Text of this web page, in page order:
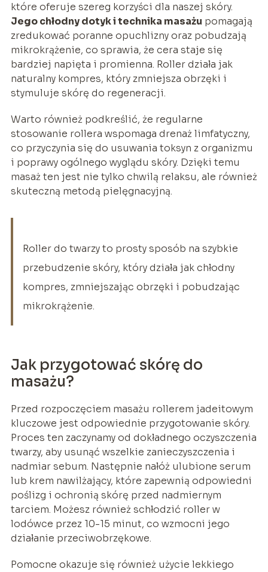
które oferuje szereg korzyści dla naszej skóry.
Jego chłodny dotyk i technika masażu pomagają
zredukować poranne opuchlizny oraz pobudzają
mikrokrążenie, co sprawia, że cera staje się
bardziej napięta i promienna. Roller działa jak
naturalny kompres, który zmniejsza obrzęki i
stymuluje skórę do regeneracji.
Warto również podkreślić, że regularne
stosowanie rollera wspomaga drenaż limfatyczny,
co przyczynia się do usuwania toksyn z organizmu
i poprawy ogólnego wyglądu skóry. Dzięki temu
masaż ten jest nie tylko chwilą relaksu, ale również
skuteczną metodą pielęgnacyjną.
Roller do twarzy to prosty sposób na szybkie
przebudzenie skóry, który działa jak chłodny
kompres, zmniejszając obrzęki i pobudzając
mikrokrążenie.
Jak przygotować skórę do
masażu?
Przed rozpoczęciem masażu rollerem jadeitowym
kluczowe jest odpowiednie przygotowanie skóry.
Proces ten zaczynamy od dokładnego oczyszczenia
twarzy, aby usunąć wszelkie zanieczyszczenia i
nadmiar sebum. Następnie nałóż ulubione serum
lub krem nawilżający, które zapewnią odpowiedni
poślizg i ochronią skórę przed nadmiernym
tarciem. Możesz również schłodzić roller w
lodówce przez 10-15 minut, co wzmocni jego
działanie przeciwobrzękowe.
Pomocne okazuje się również użycie lekkiego